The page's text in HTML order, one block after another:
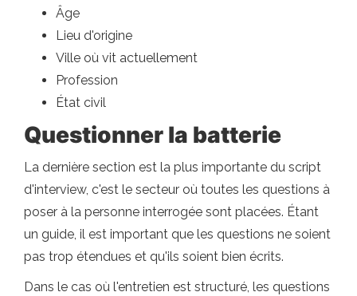
Âge
Lieu d'origine
Ville où vit actuellement
Profession
État civil
Questionner la batterie
La dernière section est la plus importante du script
d'interview, c'est le secteur où toutes les questions à
poser à la personne interrogée sont placées. Étant
un guide, il est important que les questions ne soient
pas trop étendues et qu'ils soient bien écrits.
Dans le cas où l'entretien est structuré, les questions